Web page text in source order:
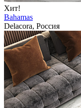
Хит!
Bahamas
Delacora, Россия